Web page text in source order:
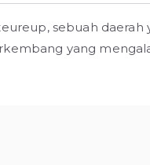
sebuah
yang